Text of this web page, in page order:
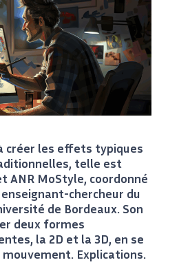
créer les effets typiques
telle est
ANR MoStyle, coordonné
chercheur du
de Bordeaux. Son
deux formes
la 2D et la 3D, en se
Explications.